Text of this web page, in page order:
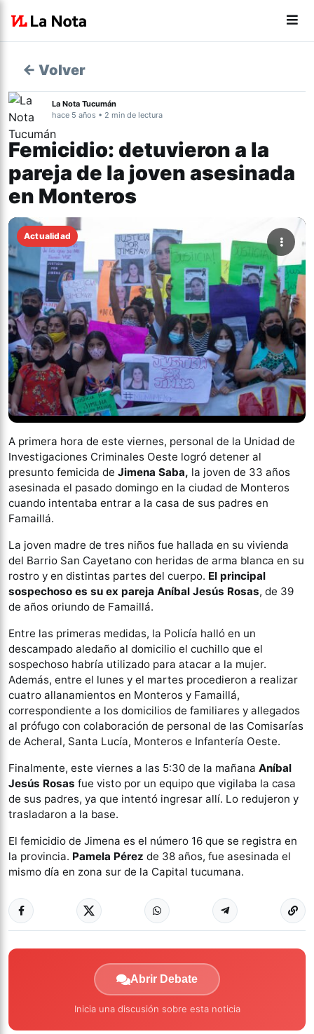
← Volver
La Nota Tucumán
hace 5 años • 2 min de lectura
Femicidio: detuvieron a la
pareja de la joven asesinada
en Monteros
Actualidad
A primera hora de este viernes, personal de la Unidad de
Investigaciones Criminales Oeste logró detener al
presunto femicida de Jimena Saba, la joven de 33 años
asesinada el pasado domingo en la ciudad de Monteros
cuando intentaba entrar a la casa de sus padres en
Famaillá.
La joven madre de tres niños fue hallada en su vivienda
del Barrio San Cayetano con heridas de arma blanca en su
rostro y en distintas partes del cuerpo. El principal
sospechoso es su ex pareja Aníbal Jesús Rosas, de 39
de años oriundo de Famaillá.
Entre las primeras medidas, la Policía halló en un
descampado aledaño al domicilio el cuchillo que el
sospechoso habría utilizado para atacar a la mujer.
Además, entre el lunes y el martes procedieron a realizar
cuatro allanamientos en Monteros y Famaillá,
correspondiente a los domicilios de familiares y allegados
al prófugo con colaboración de personal de las Comisarías
de Acheral, Santa Lucía, Monteros e Infantería Oeste.
Finalmente, este viernes a las 5:30 de la mañana Aníbal
Jesús Rosas fue visto por un equipo que vigilaba la casa
de sus padres, ya que intentó ingresar allí. Lo redujeron y
trasladaron a la base.
El femicidio de Jimena es el número 16 que se registra en
la provincia. Pamela Pérez de 38 años, fue asesinada el
mismo día en zona sur de la Capital tucumana.
Abrir Debate
Inicia una discusión sobre esta noticia